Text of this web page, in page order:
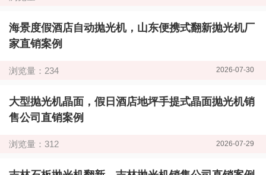
海景度假酒店自动抛光机，山东便携式翻新抛光机厂
家直销案例
浏览量：234 2026-07-30
大型抛光机晶面，假日酒店地坪手提式晶面抛光机销
售公司直销案例
浏览量：312 2026-07-29